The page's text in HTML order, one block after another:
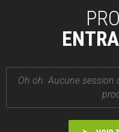
Oh oh. Aucune session